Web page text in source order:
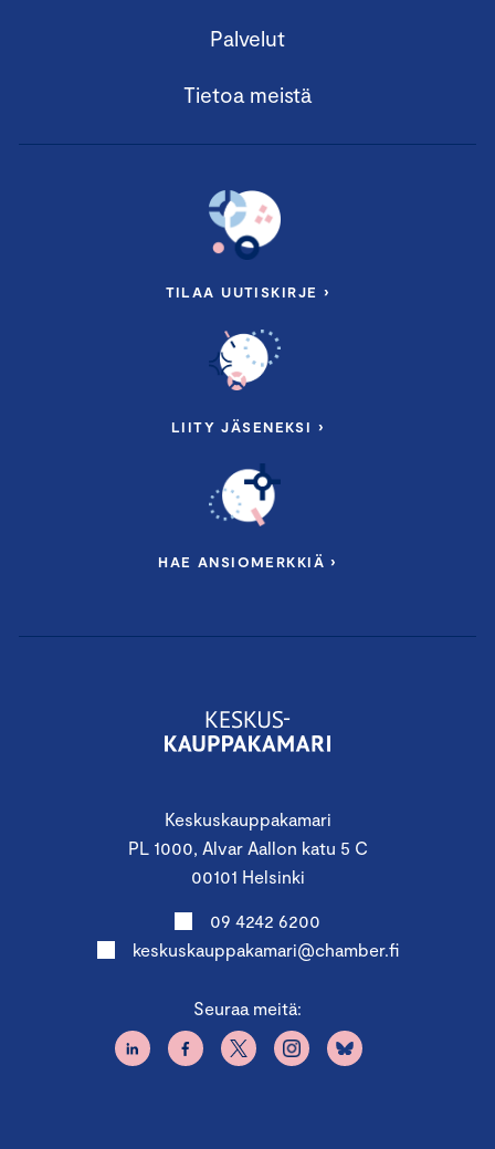
Keskuskauppakamari
PL 1000, Alvar Aallon katu 5 C
00101 Helsinki
09 4242 6200
keskuskauppakamari@chamber.fi
Seuraa meitä:
Palvelut
Tietoa meistä
TILAA UUTISKIRJE ›
LIITY JÄSENEKSI ›
HAE ANSIOMERKKIÄ ›